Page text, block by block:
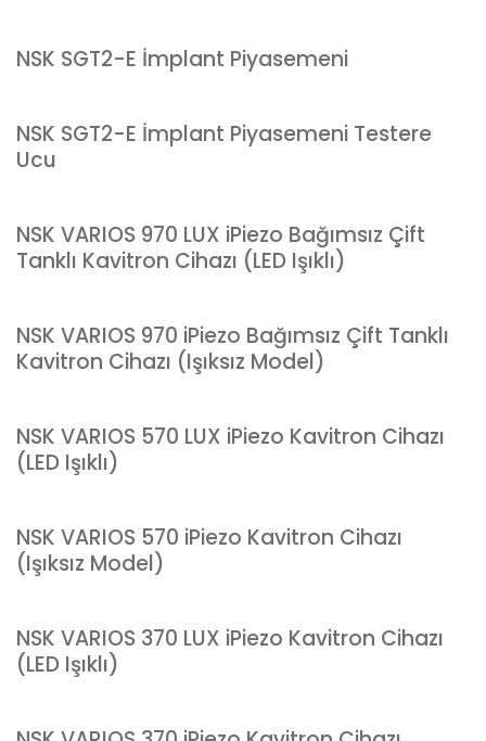
NSK SGT2-E İmplant Piyasemeni
NSK SGT2-E İmplant Piyasemeni Testere
Ucu
NSK VARIOS 970 LUX iPiezo Bağımsız Çift
Tanklı Kavitron Cihazı (LED Işıklı)
NSK VARIOS 970 iPiezo Bağımsız Çift Tanklı
Kavitron Cihazı (Işıksız Model)
NSK VARIOS 570 LUX iPiezo Kavitron Cihazı
(LED Işıklı)
NSK VARIOS 570 iPiezo Kavitron Cihazı
(Işıksız Model)
NSK VARIOS 370 LUX iPiezo Kavitron Cihazı
(LED Işıklı)